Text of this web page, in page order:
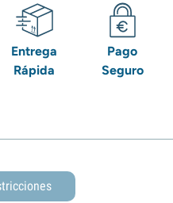
Entrega
Rápida
Pago
Seguro